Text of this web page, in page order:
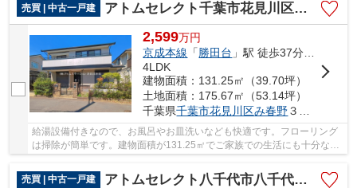
売買 | 中古一戸建
アトムセレクト千葉市花見川区み春野3丁目 中古戸建て
2,599万円
京成本線 「 勝田台 」駅 徒歩37分車8分 3.0km
4LDK
建物面積：131.25㎡（39.70坪）
土地面積：175.67㎡（53.14坪）
千葉県千葉市花見川区み春野３丁目10-20
給湯設備付きなので、お風呂やお皿洗いなども快適です。フローリング
は掃除が簡単です。建物面積が131.25㎡でご家族での生活にも十分な広
売買 | 中古一戸建
アトムセレクト八千代市八千代台南1号棟